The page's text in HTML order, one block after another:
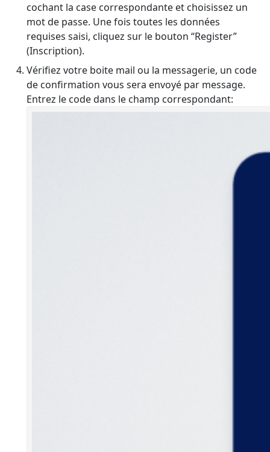
cochant la case correspondante et choisissez un
mot de passe. Une fois toutes les données
requises saisi, cliquez sur le bouton “Register”
(Inscription).
Vérifiez votre boite mail ou la messagerie, un code
de confirmation vous sera envoyé par message.
Entrez le code dans le champ correspondant: